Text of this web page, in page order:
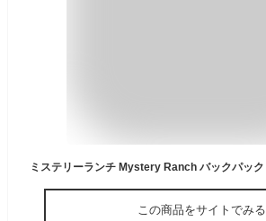
この商品をサイトでみる